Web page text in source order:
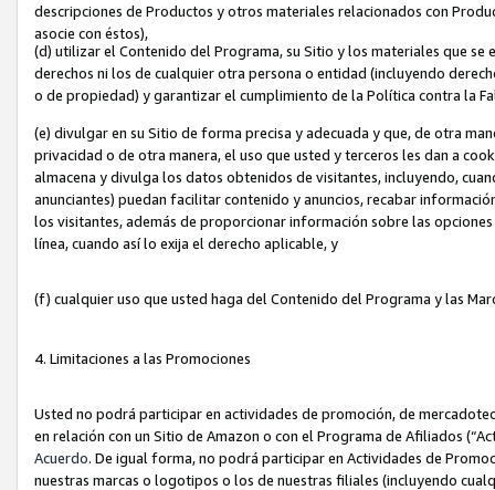
descripciones de Productos y otros materiales relacionados con
asocie con éstos),
(d) utilizar el Contenido del Programa, su Sitio y los materiales que se
derechos ni los de cualquier otra persona o entidad (incluyendo
o de propiedad) y garantizar el cumplimiento de la Política contra la
(e) divulgar en su Sitio de forma precisa y adecuada y que, de otra
privacidad o de otra manera, el uso que usted y terceros les dan a
almacena y divulga los datos obtenidos de visitantes, incluyendo,
anunciantes) puedan facilitar contenido y anuncios, recabar
los visitantes, además de proporcionar información sobre las
línea, cuando así lo exija el derecho aplicable, y
(f) cualquier uso que usted haga del Contenido del Programa y las
4. Limitaciones a las Promociones
Usted no podrá participar en actividades de promoción, de
en relación con un Sitio de Amazon o con el Programa de Afiliados
Acuerdo. De igual forma, no podrá participar en Actividades de
nuestras marcas o logotipos o los de nuestras filiales (incluyendo